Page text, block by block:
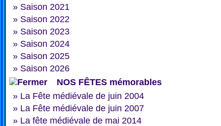
» Saison 2021
» Saison 2022
» Saison 2023
» Saison 2024
» Saison 2025
» Saison 2026
NOS FÊTES mémorables
» La Fête médiévale de juin 2004
» La Fête médiévale de juin 2007
» La fête médiévale de mai 2014